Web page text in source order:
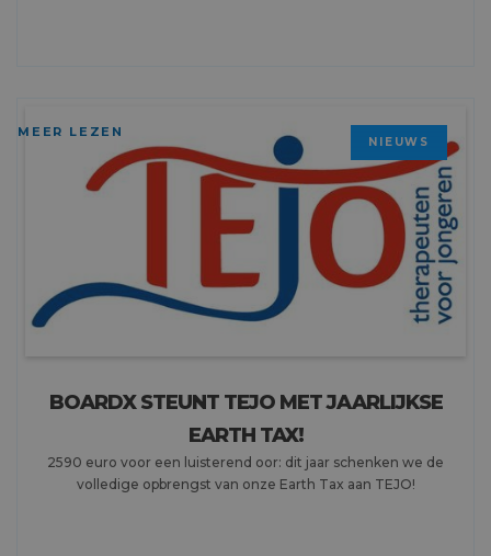
BOARDX STEUNT TEJO MET JAARLIJKSE
EARTH TAX!
2590 euro voor een luisterend oor: dit jaar schenken we de
volledige opbrengst van onze Earth Tax aan TEJO!
MEER LEZEN
NIEUWS